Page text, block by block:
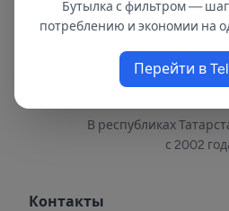
В республиках
с 2002
Контакты
Бутылка с фильтром — шаг
потреблению и экономии на
Перейти в